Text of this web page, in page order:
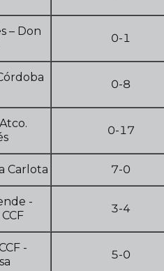
– Don
0-1
0-8
0-17
Carlota 7-0
-
3-4
-
5-0